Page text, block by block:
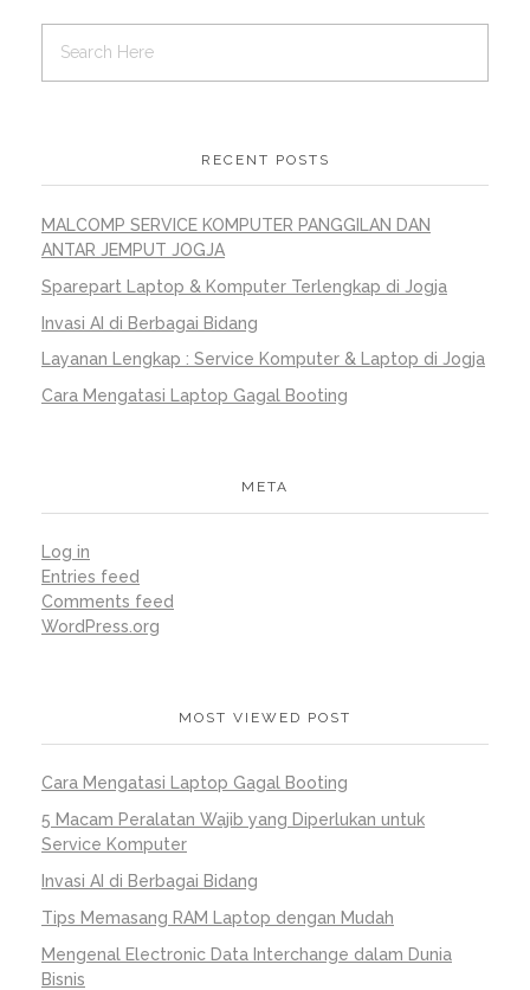
RECENT POSTS
MALCOMP SERVICE KOMPUTER PANGGILAN DAN
ANTAR JEMPUT JOGJA
Sparepart Laptop & Komputer Terlengkap di Jogja
Invasi AI di Berbagai Bidang
Layanan Lengkap : Service Komputer & Laptop di Jogja
Cara Mengatasi Laptop Gagal Booting
META
Log in
Entries feed
Comments feed
WordPress.org
MOST VIEWED POST
Cara Mengatasi Laptop Gagal Booting
5 Macam Peralatan Wajib yang Diperlukan untuk
Service Komputer
Invasi AI di Berbagai Bidang
Tips Memasang RAM Laptop dengan Mudah
Mengenal Electronic Data Interchange dalam Dunia
Bisnis